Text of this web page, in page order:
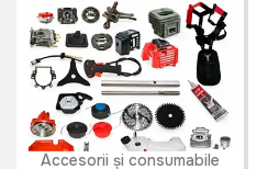
Accesorii și consumabile